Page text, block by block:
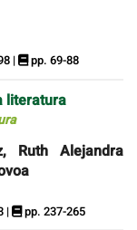
| pp. 69-88
literatura
Ruth Alejandra
| pp. 237-265